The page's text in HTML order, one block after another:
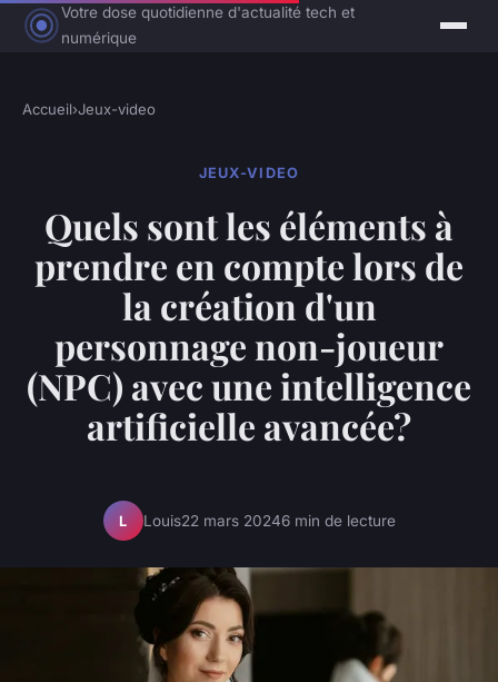
Votre dose quotidienne d'actualité tech et
numérique
Accueil›Jeux-video
JEUX-VIDEO
Quels sont les éléments à
prendre en compte lors de
la création d'un
personnage non-joueur
(NPC) avec une intelligence
artificielle avancée?
L Louis22 mars 20246 min de lecture